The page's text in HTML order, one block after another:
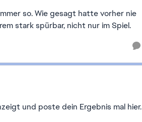
so. Wie gesagt hatte vorher nie
stark spürbar, nicht nur im Spiel.
und poste dein Ergebnis mal hier.